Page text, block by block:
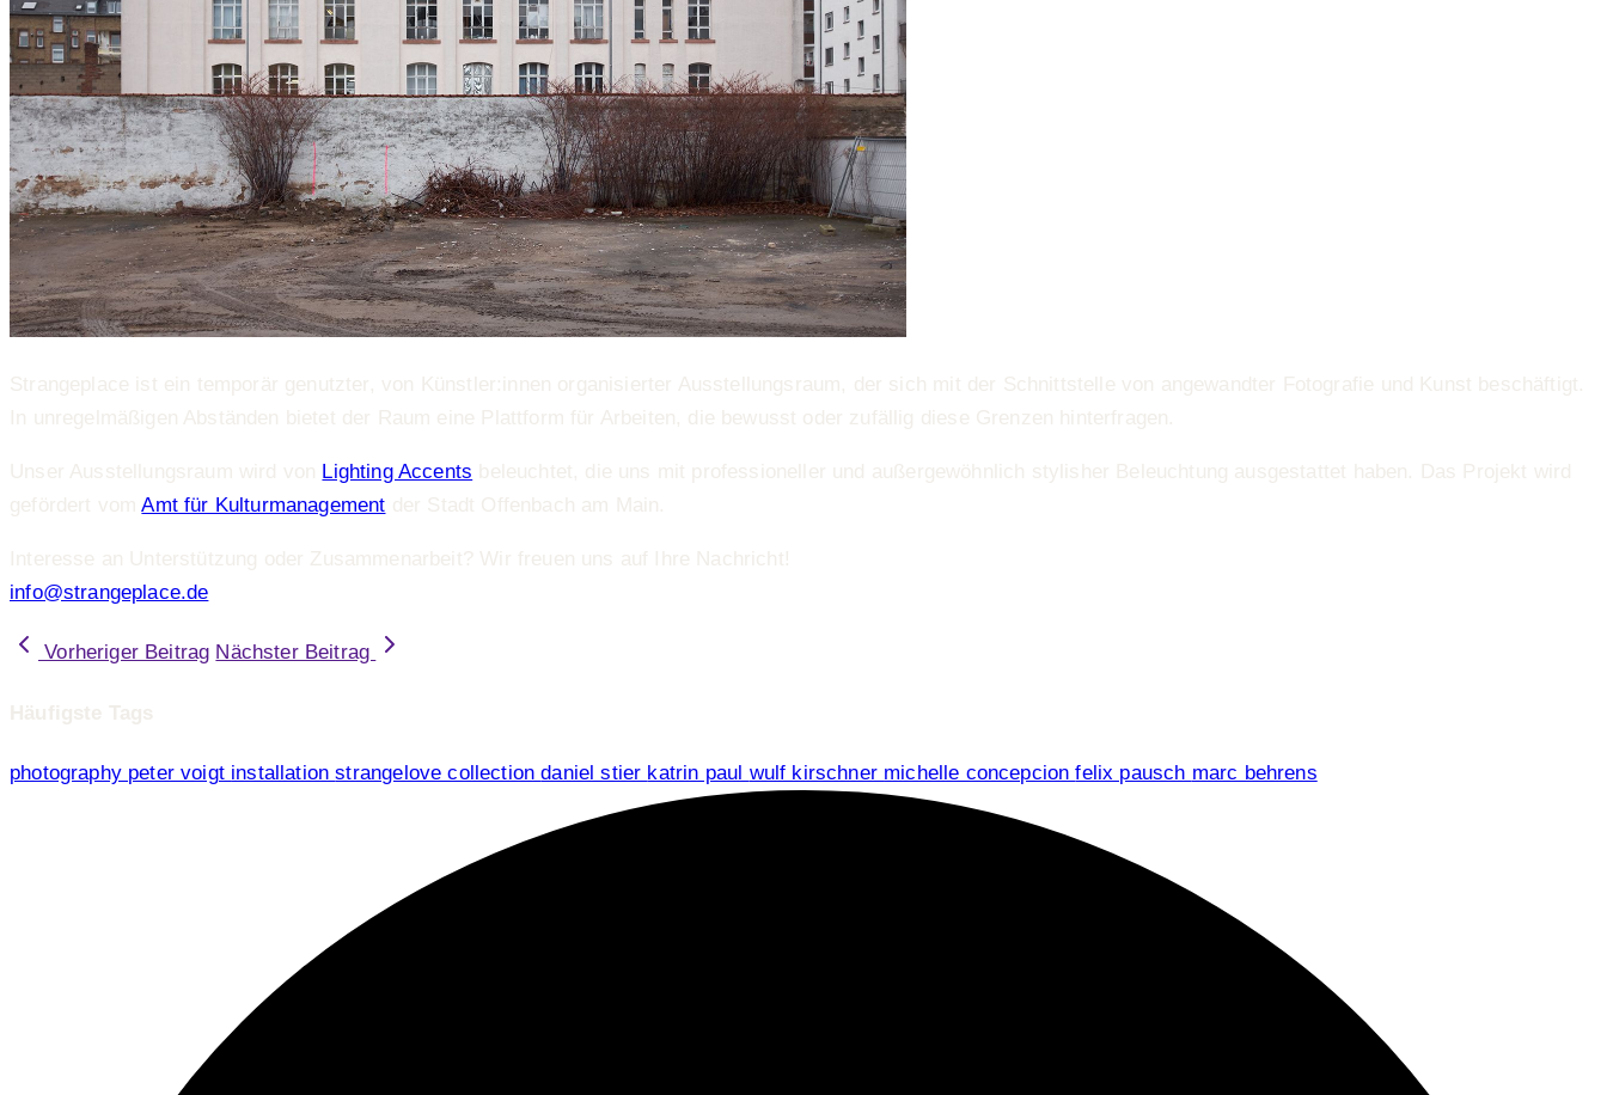
Lighting Accents
gefördert vomAmt für Kulturmanagement
info@strangeplace.de
Vorheriger Beitrag Nächster Beitrag
photography peter voigt installationstrangelove collectiondaniel stier katrin paul wulf kirschner michelle concepcionfelix pausch marc behrens